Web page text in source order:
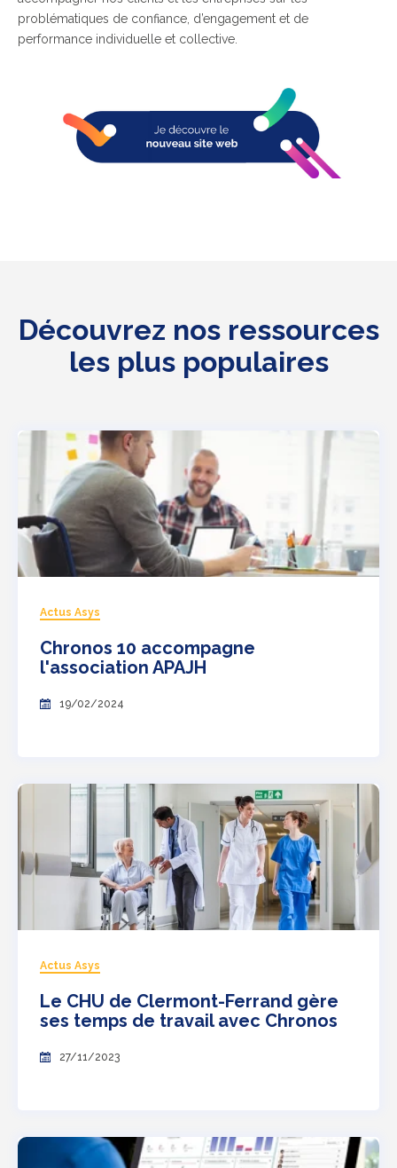
problématiques de confiance, d’engagement et de
performance individuelle et collective.
Découvrez nos ressources
les plus populaires
Actus Asys
Chronos 10 accompagne
l'association APAJH
19/02/2024
Actus Asys
Le CHU de Clermont-Ferrand gère
ses temps de travail avec Chronos
27/11/2023